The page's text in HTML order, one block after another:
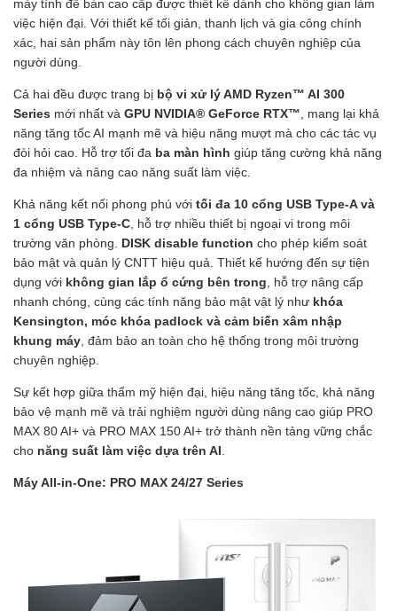
máy tính để bàn cao cấp được thiết kế dành cho không gian làm
việc hiện đại. Với thiết kế tối giản, thanh lịch và gia công chính
xác, hai sản phẩm này tôn lên phong cách chuyên nghiệp của
người dùng.
Cả hai đều được trang bị bộ vi xử lý AMD Ryzen™ AI 300
Series mới nhất và GPU NVIDIA® GeForce RTX™ , mang lại khả
năng tăng tốc AI mạnh mẽ và hiệu năng mượt mà cho các tác vụ
đòi hỏi cao. Hỗ trợ tối đa ba màn hình giúp tăng cường khả năng
đa nhiệm và nâng cao năng suất làm việc.
Khả năng kết nối phong phú với tối đa 10 cổng USB Type-A và
1 cổng USB Type-C , hỗ trợ nhiều thiết bị ngoại vi trong môi
trường văn phòng. DISK disable function cho phép kiểm soát
bảo mật và quản lý CNTT hiệu quả. Thiết kế hướng đến sự tiện
dụng với không gian lắp ổ cứng bên trong , hỗ trợ nâng cấp
nhanh chóng, cùng các tính năng bảo mật vật lý như khóa
Kensington, móc khóa padlock và cảm biến xâm nhập
khung máy , đảm bảo an toàn cho hệ thống trong môi trường
chuyên nghiệp.
Sự kết hợp giữa thẩm mỹ hiện đại, hiệu năng tăng tốc, khả năng
bảo vệ mạnh mẽ và trải nghiệm người dùng nâng cao giúp PRO
MAX 80 AI+ và PRO MAX 150 AI+ trở thành nền tảng vững chắc
cho năng suất làm việc dựa trên AI
Máy All-in-One: PRO MAX 24/27 Series